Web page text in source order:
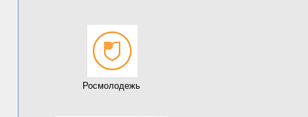
Росмолодежь